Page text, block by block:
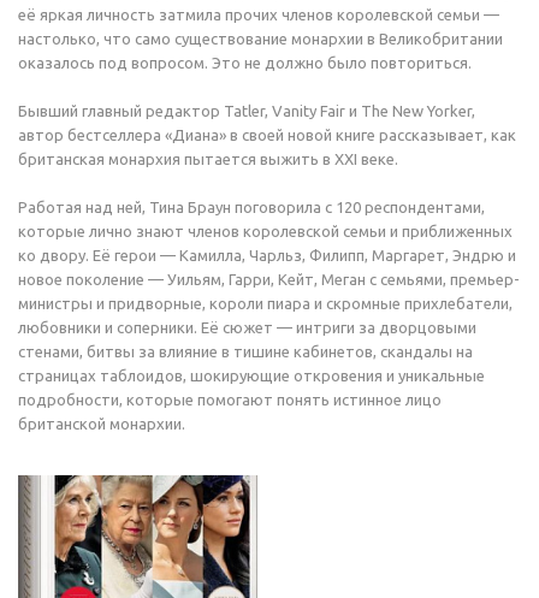
её яркая личность затмила прочих членов королевской семьи —
настолько, что само существование монархии в Великобритании
оказалось под вопросом. Это не должно было повториться.
Бывший главный редактор Tatler, Vanity Fair и The New Yorker,
автор бестселлера «Диана» в своей новой книге рассказывает, как
британская монархия пытается выжить в XXI веке.
Работая над ней, Тина Браун поговорила с 120 респондентами,
которые лично знают членов королевской семьи и приближенных
ко двору. Её герои — Камилла, Чарльз, Филипп, Маргарет, Эндрю и
новое поколение — Уильям, Гарри, Кейт, Меган с семьями, премьер-
министры и придворные, короли пиара и скромные прихлебатели,
любовники и соперники. Её сюжет — интриги за дворцовыми
стенами, битвы за влияние в тишине кабинетов, скандалы на
страницах таблоидов, шокирующие откровения и уникальные
подробности, которые помогают понять истинное лицо
британской монархии.